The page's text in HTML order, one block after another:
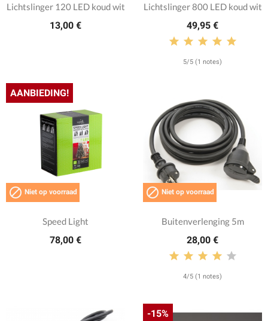
Lichtslinger 120 LED koud wit
13,00 €
Lichtslinger 800 LED koud wit
49,95 €
5/5 (1 notes)
 Niet op voorraad
Speed Light
78,00 €
AANBIEDING!
 Niet op voorraad
Buitenverlenging 5m
28,00 €
4/5 (1 notes)
-15%